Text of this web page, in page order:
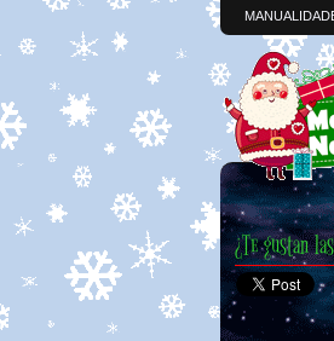
¿Te gustan